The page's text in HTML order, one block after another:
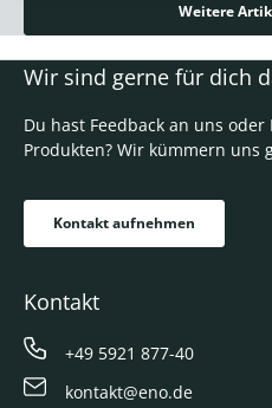
Weitere
Wir sind gerne für dich
Du hast Feedback an uns
Produkten? Wir kümmern uns
Kontakt aufnehmen
Kontakt
+49 5921 877-40
kontakt@eno.de